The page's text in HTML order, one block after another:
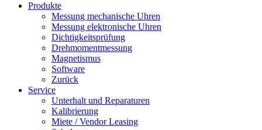
Produkte
Messung mechanische Uhren
Messung elektronische Uhren
Dichtigkeitsprüfung
Drehmomentmessung
Magnetismus
Software
Zurück
Service
Unterhalt und Reparaturen
Kalibrierung
Miete / Vendor Leasing